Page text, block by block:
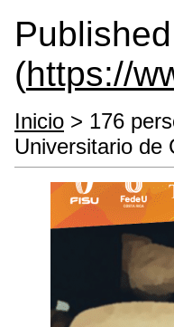
(https://
Inicio > 176
Universitario de